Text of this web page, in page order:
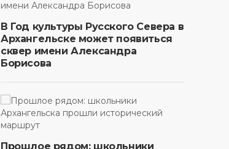
В Год культуры Русского Севера в
Архангельске может появиться
сквер имени Александра
Борисова
Прошлое рядом: школьники